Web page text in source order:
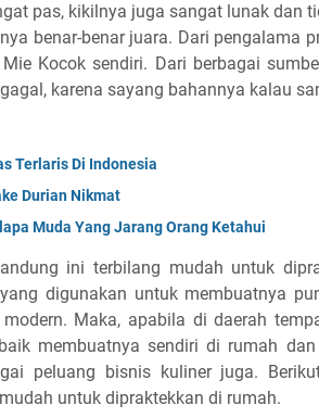
pas, kikilnya juga sangat lunak dan
benar-benar juara. Dari pengalama
Kocok sendiri. Dari berbagai
karena sayang bahannya kalau
Terlaris Di Indonesia
Durian Nikmat
Muda Yang Jarang Orang Ketahui
ini terbilang mudah untuk
digunakan untuk membuatnya
Maka, apabila di daerah
membuatnya sendiri di rumah
peluang bisnis kuliner juga.
untuk dipraktekkan di rumah.